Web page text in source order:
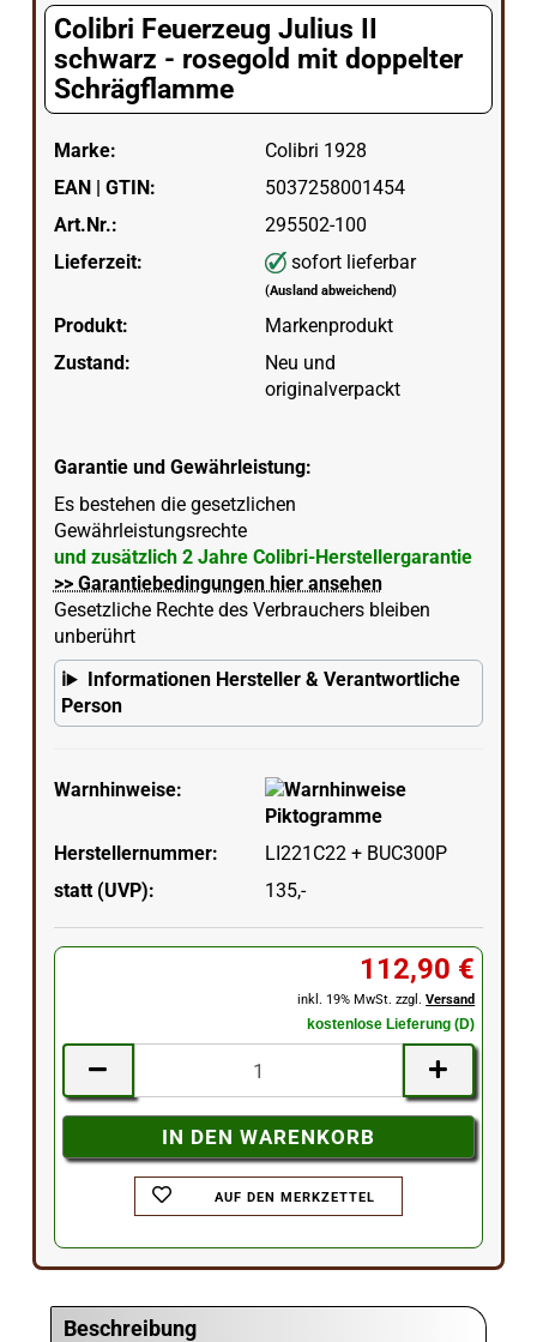
Colibri Feuerzeug Julius II
schwarz - rosegold mit doppelter
Schrägflamme
Marke:
Colibri 1928
EAN | GTIN:
5037258001454
Art.Nr.:
295502-100
Lieferzeit:
sofort lieferbar
(Ausland abweichend)
Produkt:
Markenprodukt
Zustand:
Neu und
originalverpackt
Garantie und Gewährleistung:
Es bestehen die gesetzlichen
Gewährleistungsrechte
und zusätzlich 2 Jahre Colibri-Herstellergarantie
>> Garantiebedingungen hier ansehen
Gesetzliche Rechte des Verbrauchers bleiben
unberührt
Informationen Hersteller & Verantwortliche
Person
Warnhinweise:
Herstellernummer:
LI221C22 + BUC300P
statt (UVP):
135,-
112,90 €
inkl. 19% MwSt. zzgl.Versand
kostenlose Lieferung (D)
AUF DEN MERKZETTEL
Beschreibung